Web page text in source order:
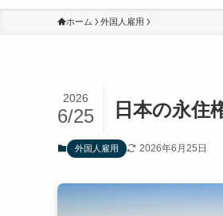
ホーム 外国人雇用
日本の永住
2026
6/25
外国人雇用 2026年6月25日